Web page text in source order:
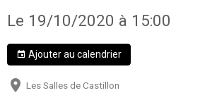
Le 19/10/2020 à 15:00
Ajouter au calendrier
Les Salles de Castillon